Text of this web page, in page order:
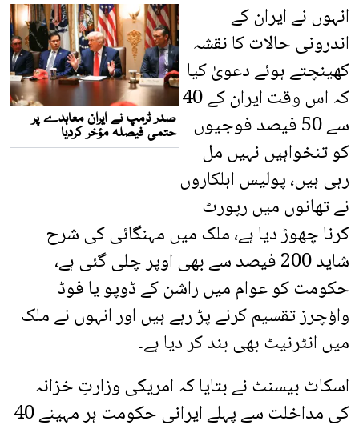
انہوں نے ایران کے
اندرونی حالات کا نقشہ
کھینچتے ہوئے دعویٰ کیا
کہ اس وقت ایران کے 40
سے 50 فیصد فوجیوں
کو تنخواہیں نہیں مل
رہی ہیں، پولیس اہلکاروں
نے تھانوں میں رپورٹ
کرنا چھوڑ دیا ہے، ملک میں مہنگائی کی شرح
شاید 200 فیصد سے بھی اوپر چلی گئی ہے،
حکومت کو عوام میں راشن کے ڈوپو یا فوڈ
واؤچرز تقسیم کرنے پڑ رہے ہیں اور انہوں نے ملک
میں انٹرنیٹ بھی بند کر دیا ہے۔
اسکاٹ بیسنٹ نے بتایا کہ امریکی وزارتِ خزانہ
کی مداخلت سے پہلے ایرانی حکومت ہر مہینے 40